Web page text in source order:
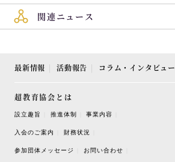
関連ニュース
最新情報 活動報告 コラム・インタビュー
超教育協会とは
設立趣旨 推進体制 事業内容
入会のご案内 財務状況
参加団体メッセージ お問い合わせ